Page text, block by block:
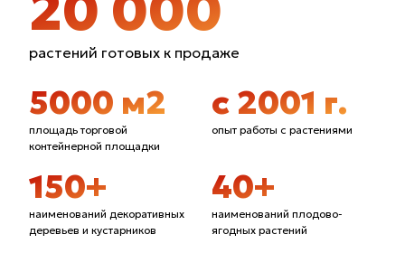
с 1.06 до 30.06.2026 года.
растений готовых к продаже
5000 м2
площадь торговой
контейнерной площадки
с 2001 г.
опыт работы с растениями
150+
наименований декоративных
деревьев и кустарников
40+
наименований плодово-
ягодных растений